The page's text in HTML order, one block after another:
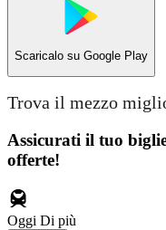
Scaricalo su Google Play
Trova il mezzo
Assicurati il ​​tuo
offerte!
Oggi Di più